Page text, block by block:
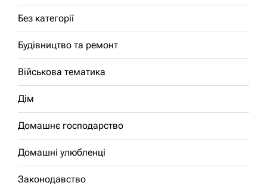
Без категорії
Будівництво та ремонт
Військова тематика
Дім
Домашнє господарство
Домашні улюбленці
Законодавство